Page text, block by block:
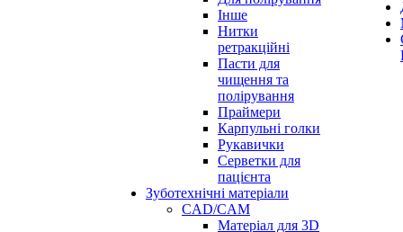
Інше
Нитки
ретракційні
Пасти для
чищення та
полірування
Праймери
Карпульні голки
Рукавички
Серветки для
пацієнта
Зуботехнічні матеріали
CAD/CAM
Матеріал для 3D